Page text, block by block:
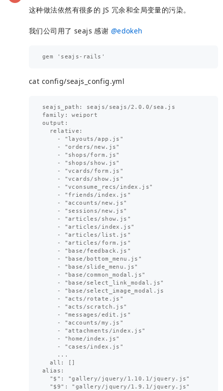
这种做法依然有很多的 JS 冗余和全局变量的污染。
我们公司用了 seajs 感谢 @edokeh
cat config/seajs_config.yml
seajs_path: seajs/seajs/2.0.0/sea.js
family: weiport
output:
  relative:
    - "layouts/app.js"
    - "orders/new.js"
    - "shops/form.js"
    - "shops/show.js"
    - "vcards/form.js"
    - "vcards/show.js"
    - "vconsume_recs/index.js"
    - "friends/index.js"
    - "accounts/new.js"
    - "sessions/new.js"
    - "articles/show.js"
    - "articles/index.js"
    - "articles/list.js"
    - "articles/form.js"
    - "base/feedback.js"
    - "base/bottom_menu.js"
    - "base/slide_menu.js"
    - "base/common_modal.js"
    - "base/select_link_modal.js"
    - "base/select_image_modal.js
    - "acts/rotate.js"
    - "acts/scratch.js"
    - "messages/edit.js"
    - "accounts/my.js"
    - "attachments/index.js"
    - "home/index.js"
    - "cases/index.js"
    ...
  all: []
alias:
  "$": "gallery/jquery/1.10.1/jquery.js"
  "$9": "gallery/jquery/1.9.1/jquery.js"